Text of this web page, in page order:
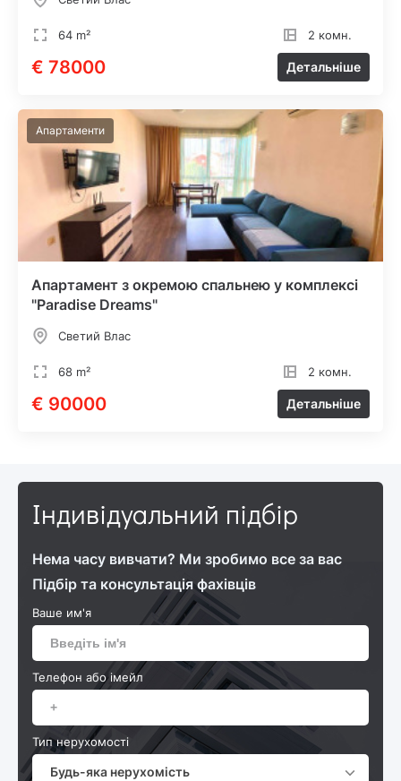
64 m² 2 комн.
€ 78000 Детальніше
Апартаменти
Апартамент з окремою спальнею у комплексі
"Paradise Dreams"
Светий Влас
68 m² 2 комн.
€ 90000 Детальніше
Індивідуальний підбір
Нема часу вивчати? Ми зробимо все за вас
Підбір та консультація фахівців
Ваше им'я
Телефон або імейл
Тип нерухомості
Будь-яка нерухомість